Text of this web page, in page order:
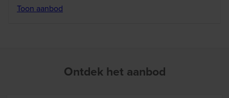
Toon aanbod
Ontdek het aanbod